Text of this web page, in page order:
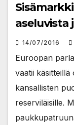
aseluvista
14/07/2016
Euroopan
vaatii käsitteillä
kansallisten
reserviläisille.